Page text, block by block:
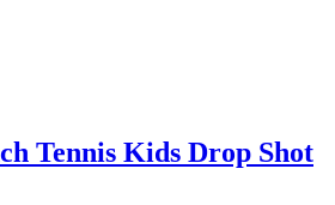
Tennis Kids Drop Shot